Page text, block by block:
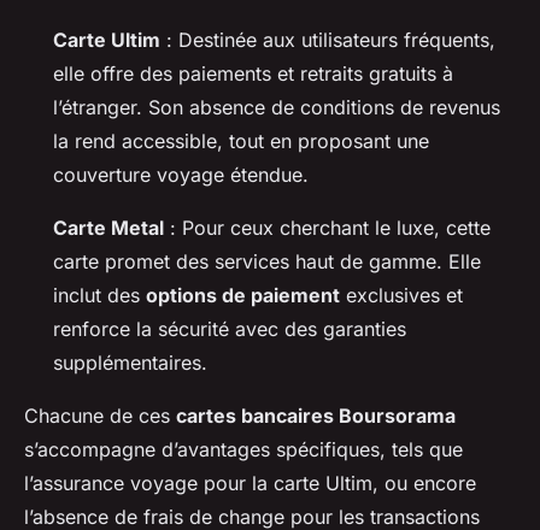
Carte Ultim : Destinée aux utilisateurs fréquents,
elle offre des paiements et retraits gratuits à
l’étranger. Son absence de conditions de revenus
la rend accessible, tout en proposant une
couverture voyage étendue.
Carte Metal : Pour ceux cherchant le luxe, cette
carte promet des services haut de gamme. Elle
inclut des options de paiement exclusives et
renforce la sécurité avec des garanties
supplémentaires.
Chacune de ces cartes bancaires Boursorama
s’accompagne d’avantages spécifiques, tels que
l’assurance voyage pour la carte Ultim, ou encore
l’absence de frais de change pour les transactions